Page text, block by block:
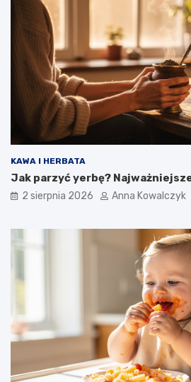
KAWA I HERBATA
Jak parzyć yerbę?
2 sierpnia 2026 Anna Kowalczyk